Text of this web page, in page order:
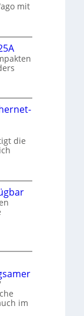
mit
die
im